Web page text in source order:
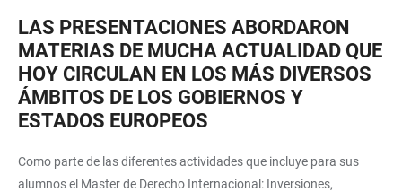
LAS PRESENTACIONES ABORDARON
MATERIAS DE MUCHA ACTUALIDAD QUE
HOY CIRCULAN EN LOS MÁS DIVERSOS
ÁMBITOS DE LOS GOBIERNOS Y
ESTADOS EUROPEOS
Como parte de las diferentes actividades que incluye para sus
alumnos el Master de Derecho Internacional: Inversiones,